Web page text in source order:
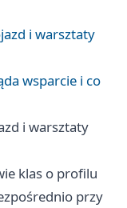
i warsztaty
wsparcie i co
i warsztaty
klas o profilu
przy